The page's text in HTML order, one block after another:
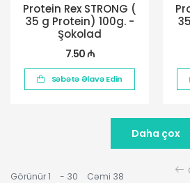
Protein Rex STRONG (
35 g Protein) 100g. -
Şokolad
7.50 ₼
Səbətə Əlavə Edin
Daha çox
Görünür1 - 30 Cəmi 38